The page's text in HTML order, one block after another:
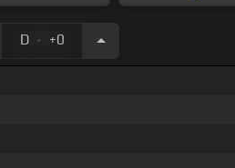
D . +0